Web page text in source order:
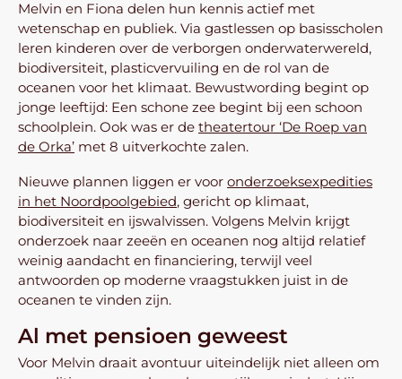
Melvin en Fiona delen hun kennis actief met
wetenschap en publiek. Via gastlessen op basisscholen
leren kinderen over de verborgen onderwaterwereld,
biodiversiteit, plasticvervuiling en de rol van de
oceanen voor het klimaat. Bewustwording begint op
jonge leeftijd: Een schone zee begint bij een schoon
schoolplein. Ook was er de theatertour ‘De Roep van
de Orka’ met 8 uitverkochte zalen.
Nieuwe plannen liggen er voor onderzoeksexpedities
in het Noordpoolgebied, gericht op klimaat,
biodiversiteit en ijswalvissen. Volgens Melvin krijgt
onderzoek naar zeeën en oceanen nog altijd relatief
weinig aandacht en financiering, terwijl veel
antwoorden op moderne vraagstukken juist in de
oceanen te vinden zijn.
Al met pensioen geweest
Voor Melvin draait avontuur uiteindelijk niet alleen om